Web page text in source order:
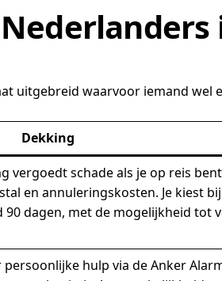
uitgebreid waarvoor iemand wel
Dekking
vergoedt schade als je op reis
en annuleringskosten. Je kiest
dagen, met de mogelijkheid tot
hulp via de Anker